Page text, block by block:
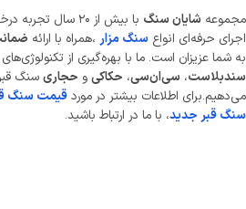
شایان سنگ
با بیش از ۲۰ سال
حرفه‌ای انواعسنگ مزار،همراه با ارائه
عزیزان است. ما با بهره‌گیری از تکنولوژی‌های
،سی‌ان‌سی،حکاکیوحجاریسنگ قبر را
اطلاعات بیشتر در موردقیمت سنگ قبر
قبر جدید، با ما در ارتباط باشید.